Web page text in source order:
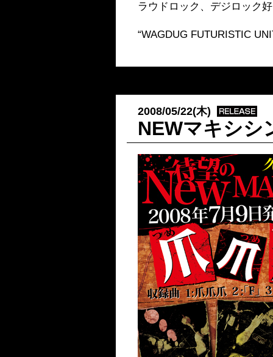
ラウドロック、デジロック
“WAGDUG FUTURISTIC
2008/05/22(木)
NEWマキシシ